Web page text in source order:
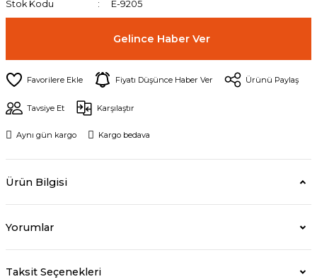
Stok Kodu
E-9205
Gelince Haber Ver
Fiyatı Düşünce Haber Ver Ürünü Paylaş
Tavsiye Et Karşılaştır
Aynı gün kargo Kargo bedava
Ürün Bilgisi
Yorumlar
Taksit Seçenekleri